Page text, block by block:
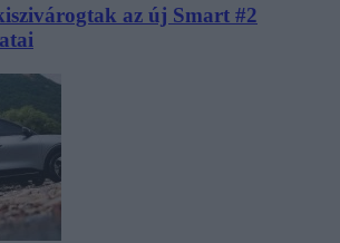
az új Smart #2